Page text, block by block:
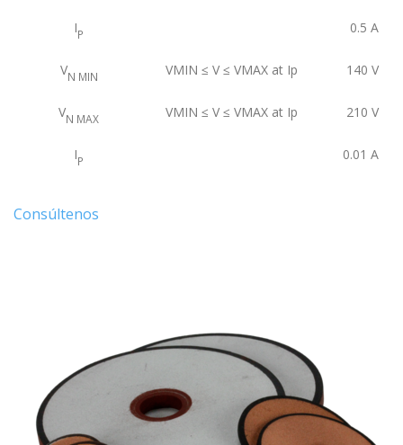
IP 0.5 A
VN MIN VMIN ≤ V ≤ VMAX at Ip 140 V
VN MAX VMIN ≤ V ≤ VMAX at Ip 210 V
IP 0.01 A
Consúltenos